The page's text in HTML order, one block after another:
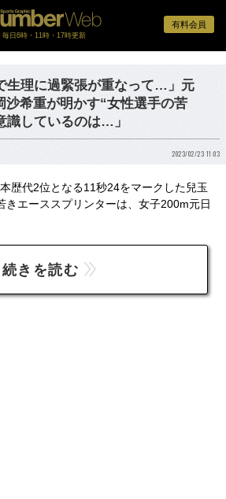
有料会員
毎日6時・11時・17時更新
生理に過緊張が重なって…」元
沙希重が明かす“女性選手の苦
識しているのは…」
2023/02/23 11:03
歴代2位となる11秒24をマークした兒玉
きエーススプリンターは、女子200m元日
続きを読む